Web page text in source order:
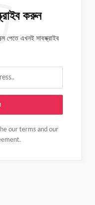
করুন
পেতে এখনই সাবস্ক্রাইব
our terms and our